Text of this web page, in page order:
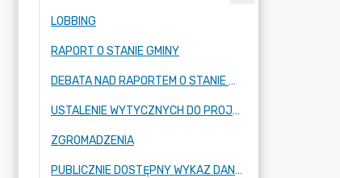
LOBBING
RAPORT O STANIE GMINY
DEBATA NAD RAPORTEM O STANIE GMINY
USTALENIE WYTYCZNYCH DO PROJEKTU BUDŻETU GMINY CZAPLINEK
ZGROMADZENIA
PUBLICZNIE DOSTĘPNY WYKAZ DANYCH O ŚRODOWISKU